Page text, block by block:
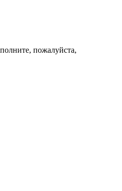
пожалуйста,